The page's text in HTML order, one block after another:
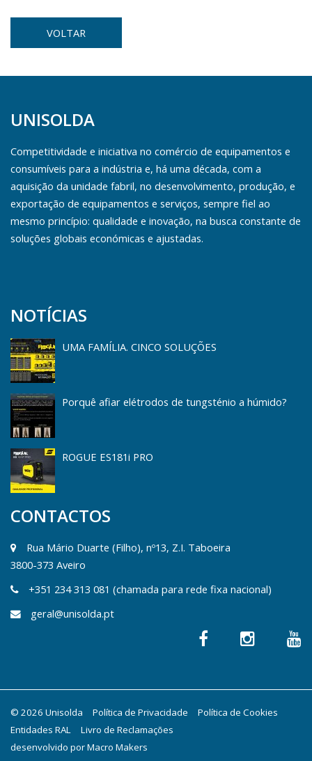
VOLTAR
UNISOLDA
Competitividade e iniciativa no comércio de equipamentos e
consumíveis para a indústria e, há uma década, com a
aquisição da unidade fabril, no desenvolvimento, produção, e
exportação de equipamentos e serviços, sempre fiel ao
mesmo princípio: qualidade e inovação, na busca constante de
soluções globais económicas e ajustadas.
NOTÍCIAS
UMA FAMÍLIA. CINCO SOLUÇÕES
Porquê afiar elétrodos de tungsténio a húmido?
ROGUE ES181i PRO
CONTACTOS
Rua Mário Duarte (Filho), nº13, Z.I. Taboeira
3800-373 Aveiro
+351 234 313 081 (chamada para rede fixa nacional)
geral@unisolda.pt
© 2026 Unisolda Política de Privacidade
Política de Cookies
Entidades RAL
Livro de Reclamações
desenvolvido porMacro Makers